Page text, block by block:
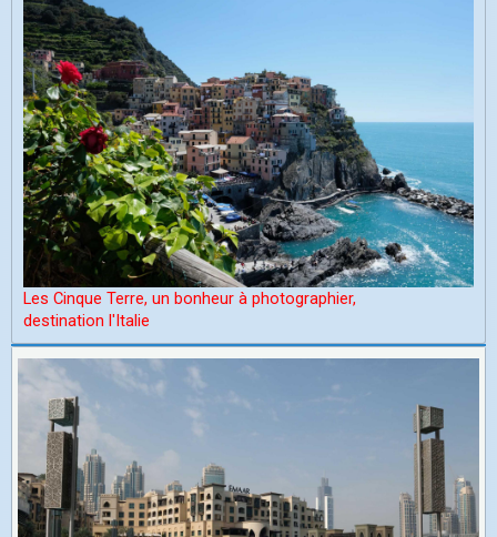
Les Cinque Terre, un bonheur à photographier,
destination l'Italie